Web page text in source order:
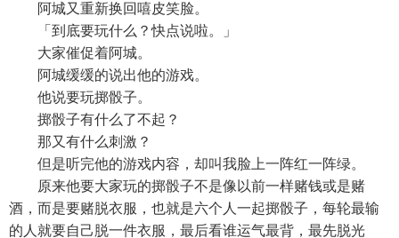
阿城又重新换回嘻皮笑脸。
「到底要玩什么？快点说啦。」
大家催促着阿城。
阿城缓缓的说出他的游戏。
他说要玩掷骰子。
掷骰子有什么了不起？
那又有什么刺激？
但是听完他的游戏内容，却叫我脸上一阵红一阵绿。
原来他要大家玩的掷骰子不是像以前一样赌钱或是赌
酒，而是要赌脱衣服，也就是六个人一起掷骰子，每轮最输
的人就要自己脱一件衣服，最后看谁运气最背，最先脱光